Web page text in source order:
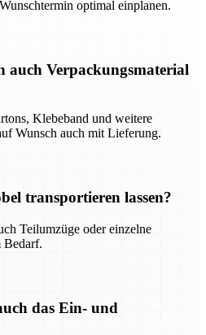
optimal einplanen.
auch Verpackungsmaterial
Klebeband und weitere
Wunsch auch mit Lieferung.
transportieren lassen?
Teilumzüge oder einzelne
Bedarf.
das Ein- und